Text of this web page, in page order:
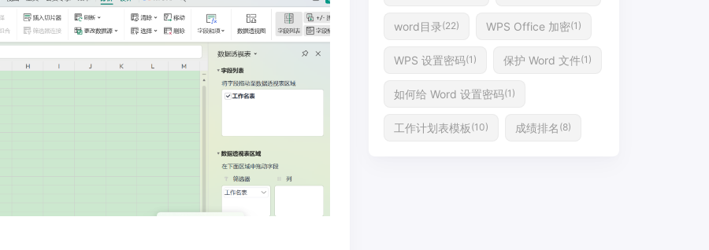
word目录(22) WPS Office 加密(1)
WPS 设置密码(1) 保护 Word 文件(1)
如何给 Word 设置密码(1)
工作计划表模板 (10) 成绩排名 (8)